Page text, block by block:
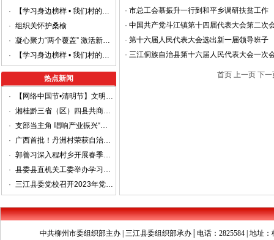
·
【学习身边榜样 • 我们村的老党】向长敏：深耕沃野十七载 引领乡亲焕新颜
· 组织关怀护桑榆
·
凝心聚力“两个覆盖” 激活新兴领域“红色引擎”
·
【学习身边榜样 • 我们村的老党】吴运柳：党建织就和谐网 红心暖透幸福家
热点新闻
·
【网络中国节•清明节】文明祭祀，平安清明
·
湘桂黔三省（区）四县共商平安边界建设 着力打造省际平安边界样板区
·
支部当主角 唱响产业振兴“重头戏”
·
广西首批！丹洲村荣获自治区级“金字招牌”
·
郭善习深入程村乡开展春季走访慰问工作
·
县委县直机关工委举办学习贯彻党的二十大精神进机关宣讲报告会
·
三江县委党校召开2023年党风廉政建设暨清廉机关工作部署会
· 市总工会慕振升一行到和平乡调研扶贫工作
· 中国共产党斗江镇第十四届代表大会第二次
· 第十六届人民代表大会选出新一届领导班子
· 三江侗族自治县第十六届人民代表大会一次
首页 上一页 下一
中共柳州市委组织部主办 | 三江县委组织部承办│电话：2825584 | 地址